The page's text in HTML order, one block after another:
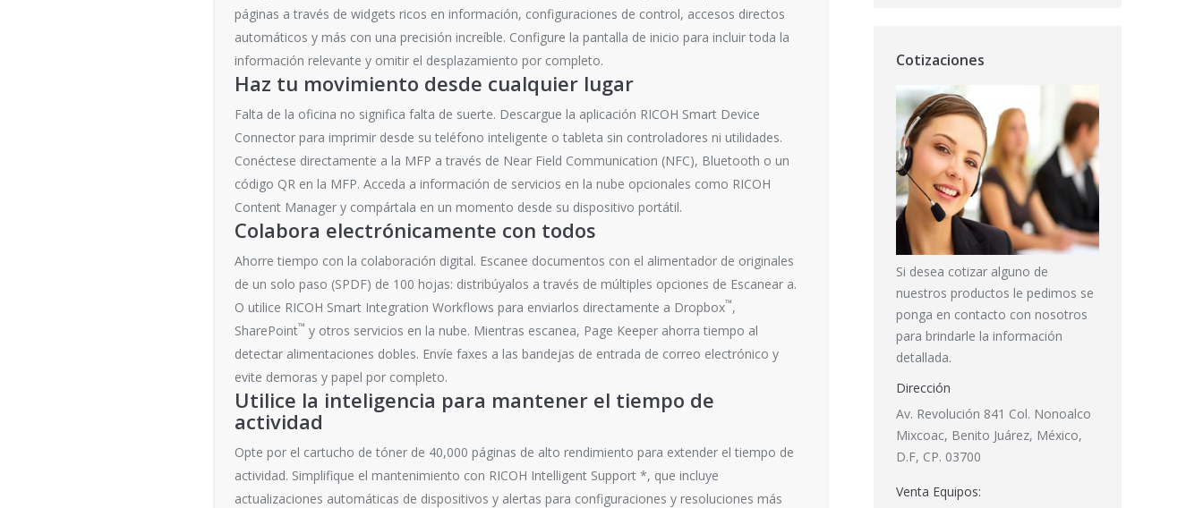
páginas a través de widgets ricos en información, configuraciones de control, accesos directos
automáticos y más con una precisión increíble. Configure la pantalla de inicio para incluir toda la
información relevante y omitir el desplazamiento por completo.
Haz tu movimiento desde cualquier lugar
Falta de la oficina no significa falta de suerte. Descargue la aplicación RICOH Smart Device
Connector para imprimir desde su teléfono inteligente o tableta sin controladores ni utilidades.
Conéctese directamente a la MFP a través de Near Field Communication (NFC), Bluetooth o un
código QR en la MFP. Acceda a información de servicios en la nube opcionales como RICOH
Content Manager y compártala en un momento desde su dispositivo portátil.
Colabora electrónicamente con todos
Ahorre tiempo con la colaboración digital. Escanee documentos con el alimentador de originales
de un solo paso (SPDF) de 100 hojas: distribúyalos a través de múltiples opciones de Escanear a.
O utilice RICOH Smart Integration Workflows para enviarlos directamente a Dropbox™,
SharePoint™ y otros servicios en la nube. Mientras escanea, Page Keeper ahorra tiempo al
detectar alimentaciones dobles. Envíe faxes a las bandejas de entrada de correo electrónico y
evite demoras y papel por completo.
Utilice la inteligencia para mantener el tiempo de
actividad
Opte por el cartucho de tóner de 40,000 páginas de alto rendimiento para extender el tiempo de
actividad. Simplifique el mantenimiento con RICOH Intelligent Support *, que incluye
actualizaciones automáticas de dispositivos y alertas para configuraciones y resoluciones más
Cotizaciones
Si desea cotizar alguno de
nuestros productos le pedimos se
ponga en contacto con nosotros
para brindarle la información
detallada.
Dirección
Av. Revolución 841 Col. Nonoalco
Mixcoac, Benito Juárez, México,
D.F, CP. 03700
Venta Equipos: